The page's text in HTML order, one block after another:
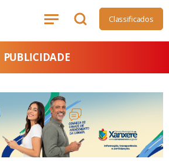
Classificados
PUBLICIDADE